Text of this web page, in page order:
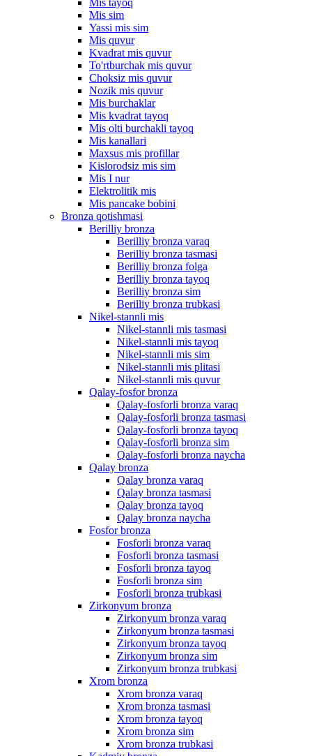
Mis tayoq
Mis sim
Yassi mis sim
Mis quvur
Kvadrat mis quvur
To'rtburchak mis quvur
Choksiz mis quvur
Nozik mis quvur
Mis burchaklar
Mis kvadrat tayoq
Mis olti burchakli tayoq
Mis kanallari
Maxsus mis profillar
Kislorodsiz mis sim
Mis I nur
Elektrolitik mis
Mis pancake bobini
Bronza qotishmasi
Berilliy bronza
Berilliy bronza varaq
Berilliy bronza tasmasi
Berilliy bronza folga
Berilliy bronza tayoq
Berilliy bronza sim
Berilliy bronza trubkasi
Nikel-stannli mis
Nikel-stannli mis tasmasi
Nikel-stannli mis tayoq
Nikel-stannli mis sim
Nikel-stannli mis plitasi
Nikel-stannli mis quvur
Qalay-fosfor bronza
Qalay-fosforli bronza varaq
Qalay-fosforli bronza tasmasi
Qalay-fosforli bronza tayoq
Qalay-fosforli bronza sim
Qalay-fosforli bronza naycha
Qalay bronza
Qalay bronza varaq
Qalay bronza tasmasi
Qalay bronza tayoq
Qalay bronza naycha
Fosfor bronza
Fosforli bronza varaq
Fosforli bronza tasmasi
Fosforli bronza tayoq
Fosforli bronza sim
Fosforli bronza trubkasi
Zirkonyum bronza
Zirkonyum bronza varaq
Zirkonyum bronza tasmasi
Zirkonyum bronza tayoq
Zirkonyum bronza sim
Zirkonyum bronza trubkasi
Xrom bronza
Xrom bronza varaq
Xrom bronza tasmasi
Xrom bronza tayoq
Xrom bronza sim
Xrom bronza trubkasi